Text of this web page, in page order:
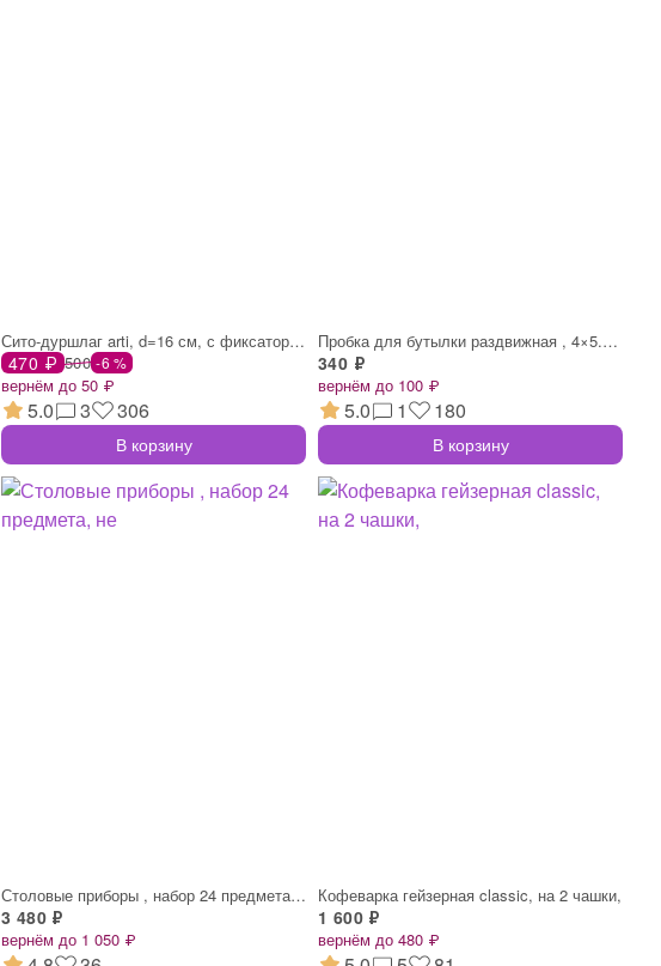
Сито-дуршлаг arti, d=16 см, с фиксатором
470 ₽ 500 -6 %
вернём до 50 ₽
5.0 3 306
В корзину
Пробка для бутылки раздвижная , 4×5.5 см
340 ₽
вернём до 100 ₽
5.0 1 180
В корзину
Столовые приборы , набор 24 предмета, не
3 480 ₽
вернём до 1 050 ₽
Кофеварка гейзерная classic, на 2 чашки,
1 600 ₽
вернём до 480 ₽